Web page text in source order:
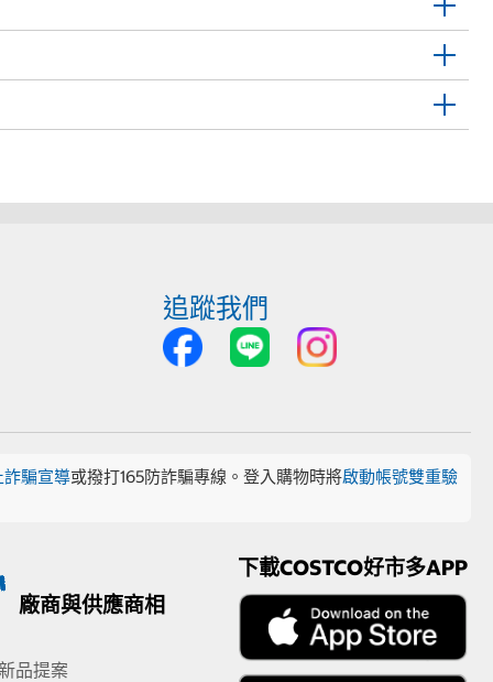
追蹤我們
詐騙宣導或撥打165防詐騙專線。登入購物時將啟動帳號雙重驗
廠商與供應商相
品提案
下載COSTCO好市多APP